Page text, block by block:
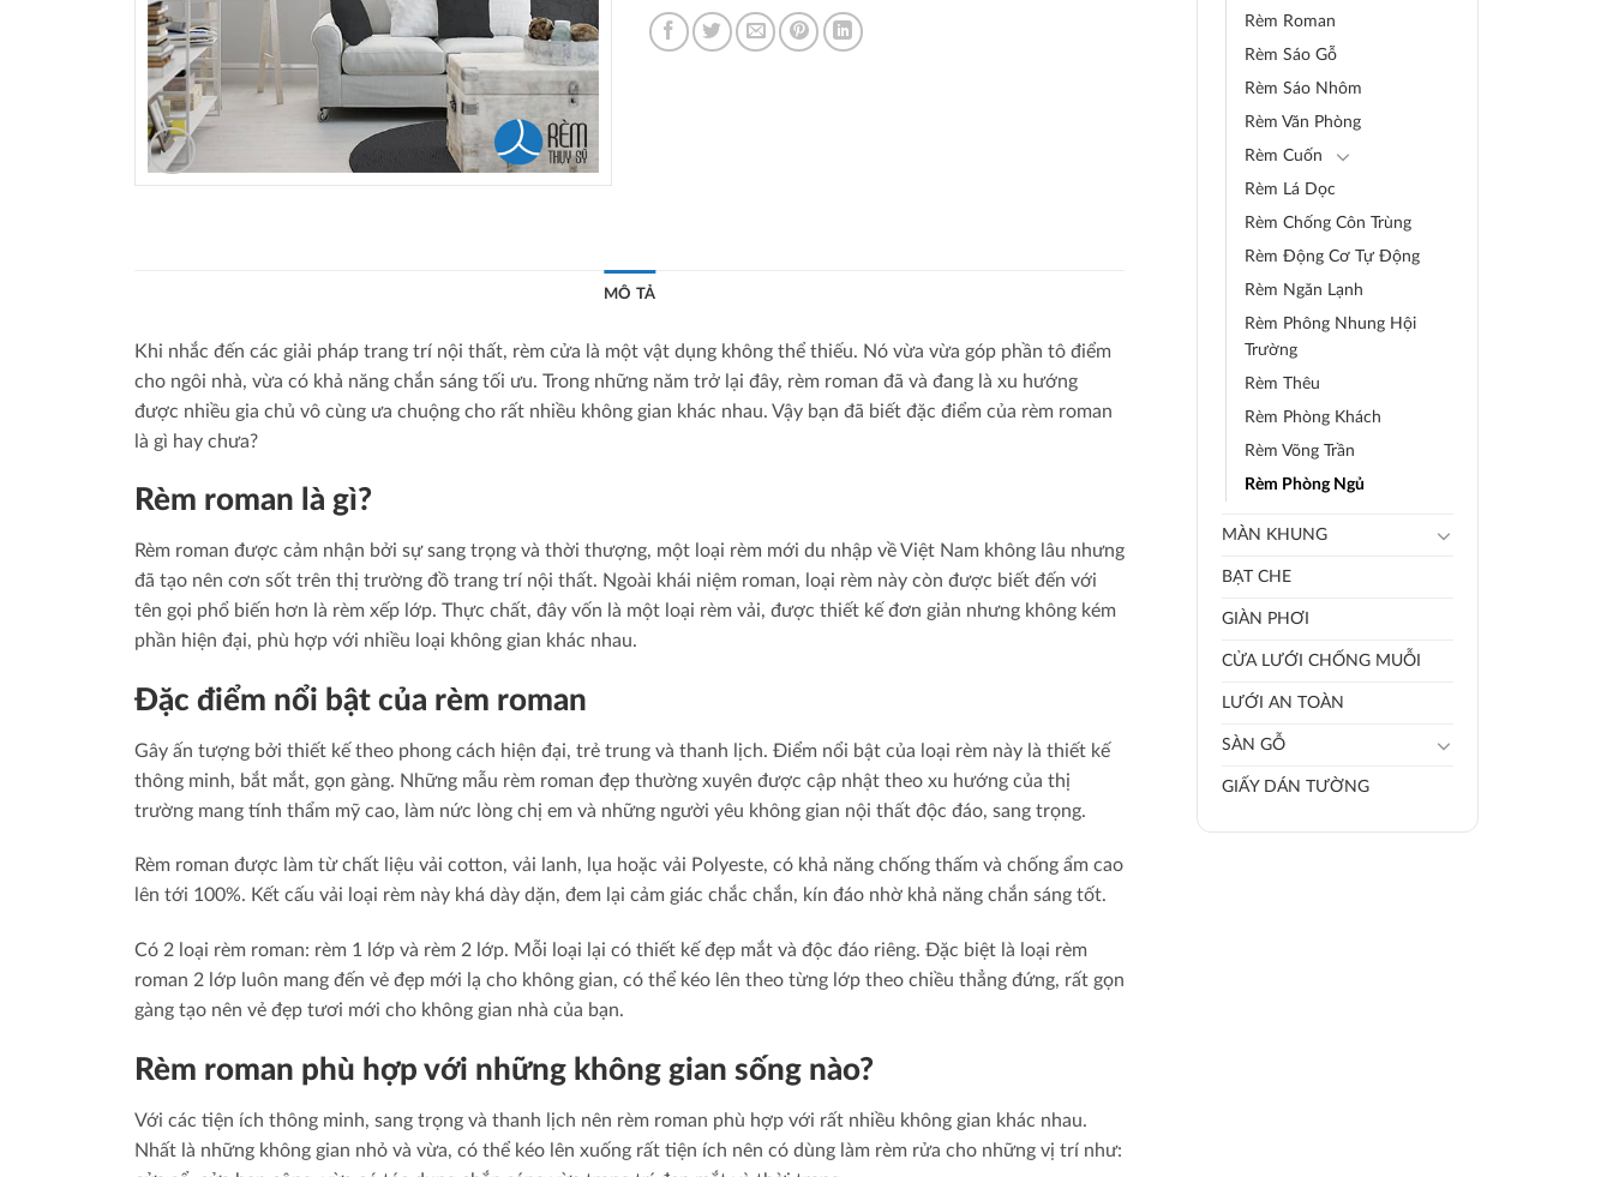
Rèm Roman
Rèm Sáo Gỗ
Rèm Sáo Nhôm
Rèm Văn Phòng
Rèm Cuốn
Rèm Lá Dọc
Rèm Chống Côn Trùng
Rèm Động Cơ Tự Động
Rèm Ngăn Lạnh
Rèm Phông Nhung Hội
Trường
Rèm Thêu
Rèm Phòng Khách
Rèm Võng Trần
Rèm Phòng Ngủ
MÀN KHUNG
BẠT CHE
GIÀN PHƠI
CỬA LƯỚI CHỐNG MUỖI
LƯỚI AN TOÀN
SÀN GỖ
GIẤY DÁN TƯỜNG
MÔ TẢ
Khi nhắc đến các giải pháp trang trí nội thất, rèm cửa là một vật dụng không thể thiếu. Nó vừa vừa góp phần tô điểm
cho ngôi nhà, vừa có khả năng chắn sáng tối ưu. Trong những năm trở lại đây, rèm roman đã và đang là xu hướng
được nhiều gia chủ vô cùng ưa chuộng cho rất nhiều không gian khác nhau. Vậy bạn đã biết đặc điểm của rèm roman
là gì hay chưa?
Rèm roman là gì?
Rèm roman được cảm nhận bởi sự sang trọng và thời thượng, một loại rèm mới du nhập về Việt Nam không lâu nhưng
đã tạo nên cơn sốt trên thị trường đồ trang trí nội thất. Ngoài khái niệm roman, loại rèm này còn được biết đến với
tên gọi phổ biến hơn là rèm xếp lớp. Thực chất, đây vốn là một loại rèm vải, được thiết kế đơn giản nhưng không kém
phần hiện đại, phù hợp với nhiều loại không gian khác nhau.
Đặc điểm nổi bật của rèm roman
Gây ấn tượng bởi thiết kế theo phong cách hiện đại, trẻ trung và thanh lịch. Điểm nổi bật của loại rèm này là thiết kế
thông minh, bắt mắt, gọn gàng. Những mẫu rèm roman đẹp thường xuyên được cập nhật theo xu hướng của thị
trường mang tính thẩm mỹ cao, làm nức lòng chị em và những người yêu không gian nội thất độc đáo, sang trọng.
Rèm roman được làm từ chất liệu vải cotton, vải lanh, lụa hoặc vải Polyeste, có khả năng chống thấm và chống ẩm cao
lên tới 100%. Kết cấu vải loại rèm này khá dày dặn, đem lại cảm giác chắc chắn, kín đáo nhờ khả năng chắn sáng tốt.
Có 2 loại rèm roman: rèm 1 lớp và rèm 2 lớp. Mỗi loại lại có thiết kế đẹp mắt và độc đáo riêng. Đặc biệt là loại rèm
roman 2 lớp luôn mang đến vẻ đẹp mới lạ cho không gian, có thể kéo lên theo từng lớp theo chiều thẳng đứng, rất gọn
gàng tạo nên vẻ đẹp tươi mới cho không gian nhà của bạn.
Rèm roman phù hợp với những không gian sống nào?
Với các tiện ích thông minh, sang trọng và thanh lịch nên rèm roman phù hợp với rất nhiều không gian khác nhau.
Nhất là những không gian nhỏ và vừa, có thể kéo lên xuống rất tiện ích nên có dùng làm rèm rửa cho những vị trí như: